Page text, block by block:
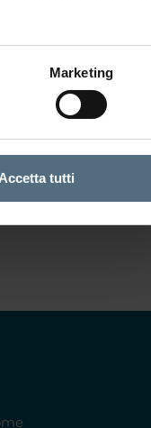
Marketing
Accetta tutti